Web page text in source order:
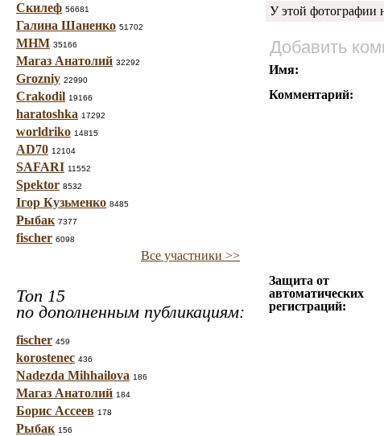
Скилеф 56681
Галина Шаненко 51702
МНМ 35166
Магаз Анатолий 32292
Grozniy 22990
Crakodil 19166
haratoshka 17292
worldriko 14815
AD70 12104
SAFARI 11552
Spektor 8532
Ігор Кузьменко 8485
Рыбак 7377
fischer 6098
Все участники >>
Топ 15
по дополненным публикациям:
fischer 459
korostenec 436
Nadezda Mihhailova 186
Магаз Анатолий 184
Борис Ассеев 178
Рыбак 156
У этой фотографии
Добавить
Имя:
Комментарий:
Защита от
автоматических
регистраций: